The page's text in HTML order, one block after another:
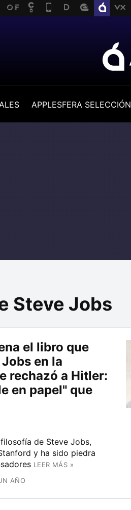
APPLESFERA SELECCIÓN
Steve Jobs
el libro que
en la
rechazó a Hitler:
en papel" que
de Steve Jobs,
y ha sido piedra
LEER MÁS »
AÑO